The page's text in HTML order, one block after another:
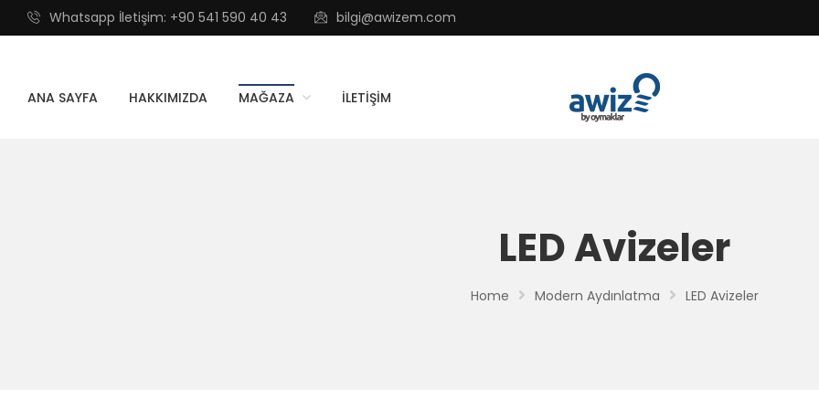
Whatsapp İletişim: +90 541 590 40 43 bilgi@awizem.com
ANA SAYFA HAKKIMIZDA MAĞAZA İLETIŞIM
LED Avizeler
Home Modern Aydınlatma LED Avizeler